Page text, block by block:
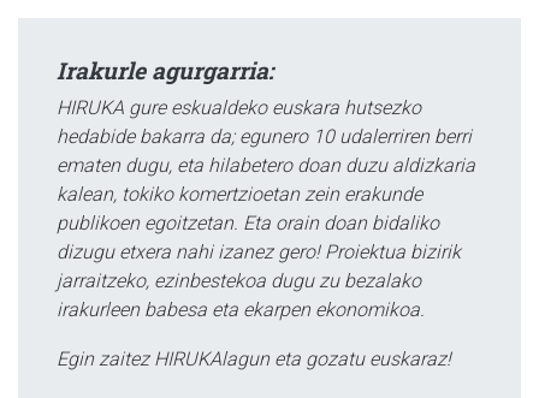
Irakurle agurgarria:
HIRUKA gure eskualdeko euskara hutsezko
hedabide bakarra da; egunero 10 udalerriren berri
ematen dugu, eta hilabetero doan duzu aldizkaria
kalean, tokiko komertzioetan zein erakunde
publikoen egoitzetan. Eta orain doan bidaliko
dizugu etxera nahi izanez gero! Proiektua bizirik
jarraitzeko, ezinbestekoa dugu zu bezalako
irakurleen babesa eta ekarpen ekonomikoa.
Egin zaitez HIRUKAlagun eta gozatu euskaraz!